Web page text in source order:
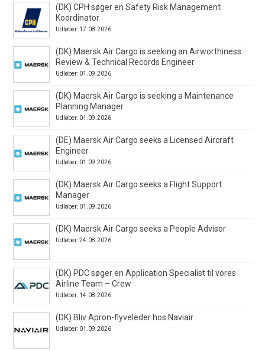
(DK) CPH søger en Safety Risk Management
Koordinator
Udløber: 17.08.2026
(DK) Maersk Air Cargo is seeking an Airworthiness
Review & Technical Records Engineer
Udløber: 01.09.2026
(DK) Maersk Air Cargo is seeking a Maintenance
Planning Manager
Udløber: 01.09.2026
(DE) Maersk Air Cargo seeks a Licensed Aircraft
Engineer
Udløber: 01.09.2026
(DK) Maersk Air Cargo seeks a Flight Support
Manager
Udløber: 01.09.2026
(DK) Maersk Air Cargo seeks a People Advisor
Udløber: 24.08.2026
(DK) PDC søger en Application Specialist til vores
Airline Team – Crew
Udløber: 14.08.2026
(DK) Bliv Apron-flyveleder hos Naviair
Udløber: 01.09.2026